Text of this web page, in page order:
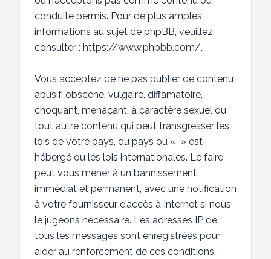
conduite permis. Pour de plus amples
informations au sujet de phpBB, veuillez
consulter : https://www.phpbb.com/.
Vous acceptez de ne pas publier de contenu
abusif, obscène, vulgaire, diffamatoire,
choquant, menaçant, à caractère sexuel ou
tout autre contenu qui peut transgresser les
lois de votre pays, du pays où « » est
hébergé ou les lois internationales. Le faire
peut vous mener à un bannissement
immédiat et permanent, avec une notification
à votre fournisseur d’accès à Internet si nous
le jugeons nécessaire. Les adresses IP de
tous les messages sont enregistrées pour
aider au renforcement de ces conditions.